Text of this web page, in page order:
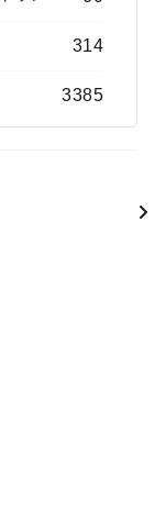
314
3385